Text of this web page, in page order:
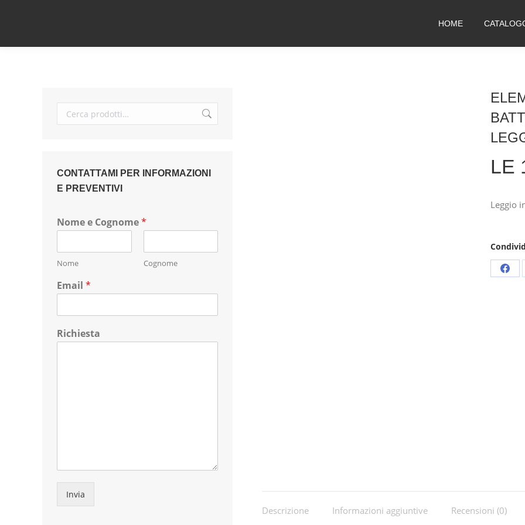
HOME
LE
Leggio
Descrizione Informazioni aggiuntive Recensioni (0)
CONTATTAMI PER INFORMAZIONI
E PREVENTIVI
Nome e Cognome*
Nome Cognome
Email *
Richiesta
Invia